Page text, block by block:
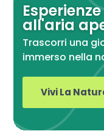
Esperienze
all'aria
Trascorri una
immerso nella
Vivi La